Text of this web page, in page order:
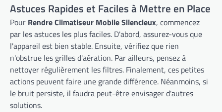
Astuces Rapides et Faciles à Mettre en Place
Pour Rendre Climatiseur Mobile Silencieux, commencez
par les astuces les plus faciles. D'abord, assurez-vous que
l'appareil est bien stable. Ensuite, vérifiez que rien
n'obstrue les grilles d'aération. Par ailleurs, pensez à
nettoyer régulièrement les filtres. Finalement, ces petites
actions peuvent faire une grande différence. Néanmoins, si
le bruit persiste, il faudra peut-être envisager d'autres
solutions.